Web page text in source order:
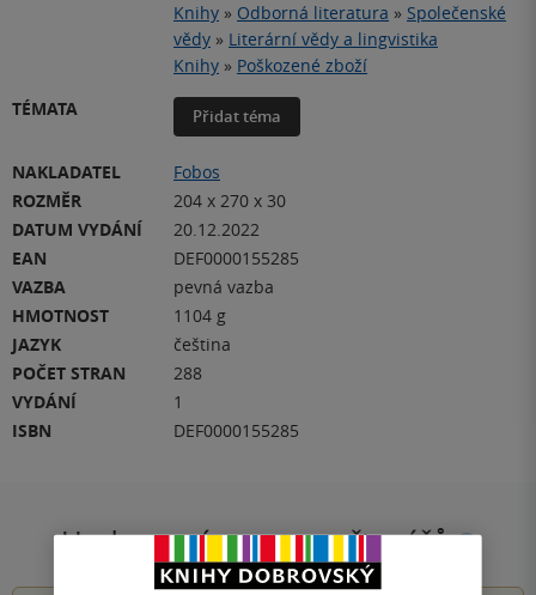
Knihy » Odborná literatura » Společenské
vědy » Literární vědy a lingvistika
Knihy » Poškozené zboží
TÉMATA
Přidat téma
NAKLADATEL
Fobos
ROZMĚR
204 x 270 x 30
DATUM VYDÁNÍ
20.12.2022
EAN
DEF0000155285
VAZBA
pevná vazba
HMOTNOST
1104 g
JAZYK
čeština
POČET STRAN
288
VYDÁNÍ
1
ISBN
DEF0000155285
Hodnocení a recenze čtenářů